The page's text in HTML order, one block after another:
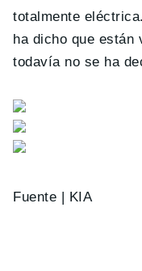
totalmente
ha dicho que están
todavía no se ha
Fuente | KIA